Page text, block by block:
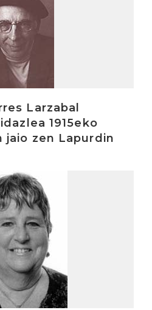
Larzabal
1915eko
jaio zen Lapurdin